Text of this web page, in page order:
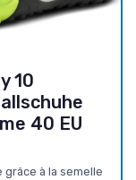
10
40 EU
à la semelle